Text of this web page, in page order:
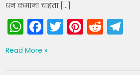
धन कमाना चाहता […]
W
h
a
F
a
c
T
w
Pi
nt
R
e
Read More »